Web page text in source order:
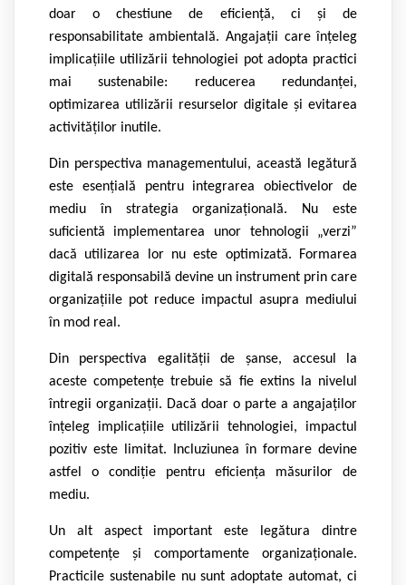
doar o chestiune de eficiență, ci și de
responsabilitate ambientală. Angajații care înțeleg
implicațiile utilizării tehnologiei pot adopta practici
mai sustenabile: reducerea redundanței,
optimizarea utilizării resurselor digitale și evitarea
activităților inutile.
Din perspectiva managementului, această legătură
este esențială pentru integrarea obiectivelor de
mediu în strategia organizațională. Nu este
suficientă implementarea unor tehnologii „verzi”
dacă utilizarea lor nu este optimizată. Formarea
digitală responsabilă devine un instrument prin care
organizațiile pot reduce impactul asupra mediului
în mod real.
Din perspectiva egalității de șanse, accesul la
aceste competențe trebuie să fie extins la nivelul
întregii organizații. Dacă doar o parte a angajaților
înțeleg implicațiile utilizării tehnologiei, impactul
pozitiv este limitat. Incluziunea în formare devine
astfel o condiție pentru eficiența măsurilor de
mediu.
Un alt aspect important este legătura dintre
competențe și comportamente organizaționale.
Practicile sustenabile nu sunt adoptate automat, ci